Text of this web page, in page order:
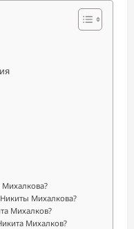
Михалкова?
Михалков?
Михалков?